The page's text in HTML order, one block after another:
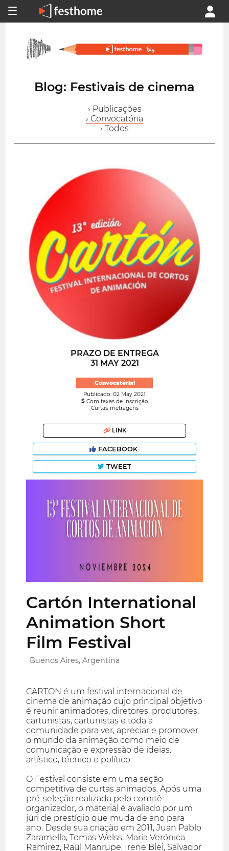
Blog: Festivais de cinema
› Publicações
› Convocatória
› Todos
PRAZO DE ENTREGA
31 MAY 2021
Convocatória!
Publicado: 02 May 2021
Com taxas de inscrição
Curtas-metragens
LINK
FACEBOOK
TWEET
Cartón International
Animation Short
Film Festival
Buenos Aires, Argentina
CARTON é um festival internacional de
cinema de animação cujo principal objetivo
é reunir animadores, diretores, produtores,
cartunistas, cartunistas e toda a
comunidade para ver, apreciar e promover
o mundo da animação como meio de
comunicação e expressão de ideias.
artístico, técnico e político.
O Festival consiste em uma seção
competitiva de curtas animados. Após uma
pré-seleção realizada pelo comitê
organizador, o material é avaliado por um
júri de prestígio que muda de ano para
ano. Desde sua criação em 2011, Juan Pablo
Zaramella, Tomas Welss, María Verónica
Ramirez, Raúl Manrupe, Irene Blei, Salvador